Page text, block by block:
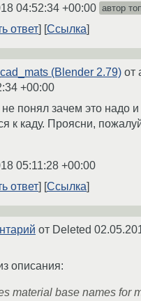
04:52:34 +00:00 автор
ответ Ссылка
(Blender 2.79) от
+00:00
понял зачем это надо и
к каду. Проясни,
05:11:28 +00:00
ответ
Ссылка
от Deleted
описания:
material base names for